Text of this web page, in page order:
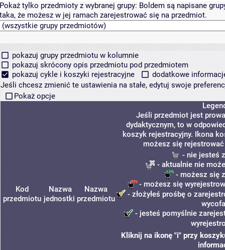
Pokaż tylko przedmioty z wybranej grupy: Boldem są napisane
taka, że możesz w jej ramach zarejestrować się na przedmiot.
pokazuj grupy przedmiotu w kolumnie
pokazuj skrócony opis przedmiotu pod przedmiotem
pokazuj cykle i koszyki rejestracyjne
dodatkowe
Jeśli chcesz zmienić te ustawienia na stałe, edytuj swoje
Pokaż opcje
Kod
przedmiotu
Nazwa
jednostki
Nazwa
przedmiotu
Jeśli przedmiot jest
dydaktycznym, to w
koszyk rejestracyjny. Ikona
możesz się
- nie jesteś
- aktualnie nie
- możesz się
- możesz się
- złożyłeś prośbę o
- jesteś pomyślnie
Kliknij na ikonę "i" przy